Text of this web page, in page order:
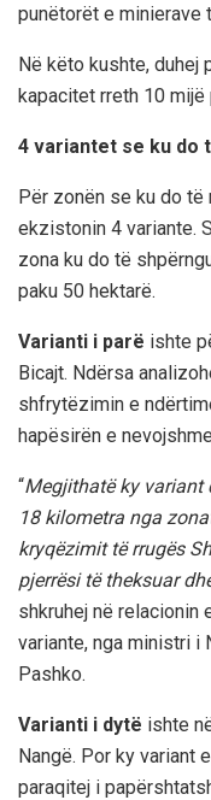
punëtorët e minierave
Në këto kushte, duhej
kapacitet rreth 10 mijë
4 variantet se ku do
Për zonën se ku do
ekzistonin 4 variante.
zona ku do të
paku 50 hektarë.
Varianti i parë ishte
Bicajt. Ndërsa
shfrytëzimin e
hapësirën e
“Megjithatë ky variant
18 kilometra nga
kryqëzimit të rrugës
pjerrësi të theksuar
shkruhej në
variante, nga ministri
Pashko.
Varianti i dytë ishte
Nangë. Por ky variant
paraqitej i